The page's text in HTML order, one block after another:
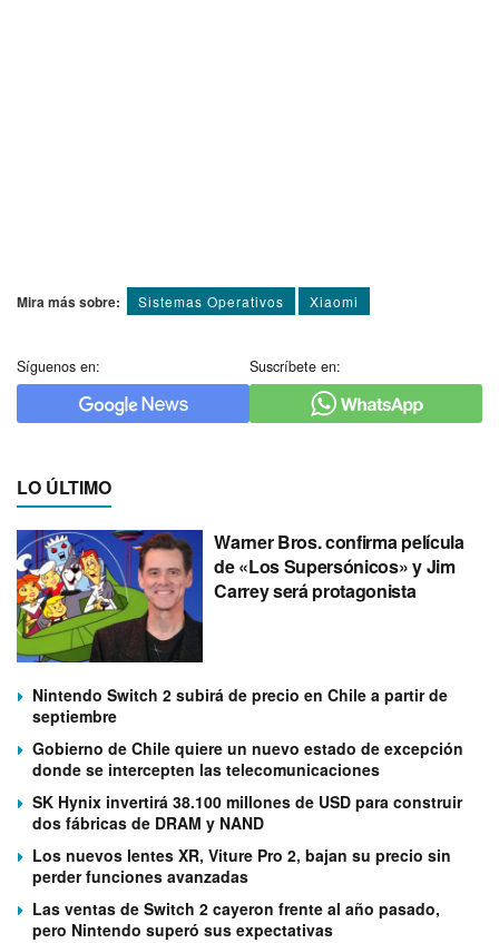
Mira más sobre: Sistemas Operativos Xiaomi
Síguenos en: Suscríbete en:
LO ÚLTIMO
Warner Bros. confirma película
de «Los Supersónicos» y Jim
Carrey será protagonista
Nintendo Switch 2 subirá de precio en Chile a partir de
septiembre
Gobierno de Chile quiere un nuevo estado de excepción
donde se intercepten las telecomunicaciones
SK Hynix invertirá 38.100 millones de USD para construir
dos fábricas de DRAM y NAND
Los nuevos lentes XR, Viture Pro 2, bajan su precio sin
perder funciones avanzadas
Las ventas de Switch 2 cayeron frente al año pasado,
pero Nintendo superó sus expectativas